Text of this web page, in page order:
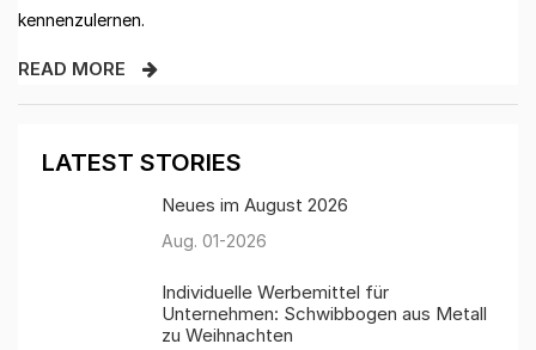
kennenzulernen.
READ MORE
LATEST STORIES
Neues im August 2026
Aug. 01-2026
Individuelle Werbemittel für
Unternehmen: Schwibbogen aus Metall
zu Weihnachten